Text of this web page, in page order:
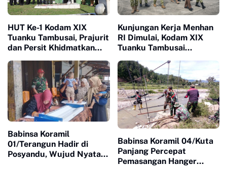
HUT Ke-1 Kodam XIX
Tuanku Tambusai, Prajurit
dan Persit Khidmatkan
Kusuma Dharma
Kunjungan Kerja Menhan
RI Dimulai, Kodam XIX
Tuanku Tambusai
Yonif Teritorial
Pembangunan
Babinsa Koramil
01/Terangun Hadir di
Posyandu, Wujud Nyata
Babinsa Koramil 04/Kuta
Panjang Percepat
Pemasangan Hanger